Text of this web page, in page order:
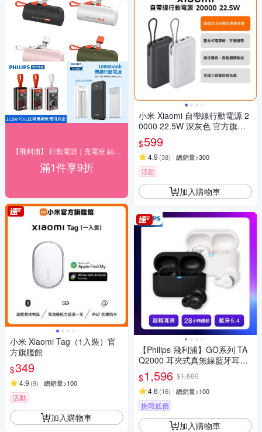
滿1件享9折
小米 Xiaomi Tag（1入裝）官
方旗艦館
$349
4.9 (9) 總銷量>100
活動
加入購物車
小米 Xiaomi 自帶線行動電源 2
0000 22.5W 深灰色 官方旗艦
館
$599
4.9 (38) 總銷量>300
活動
加入購物車
【Philips 飛利浦】GO系列 TA
Q2000 耳夾式真無線藍牙耳機
|輕盈裸感 音霸享受
$1,596 $1,680
4.6 (16) 總銷量>100
挑戰低價
加入購物車